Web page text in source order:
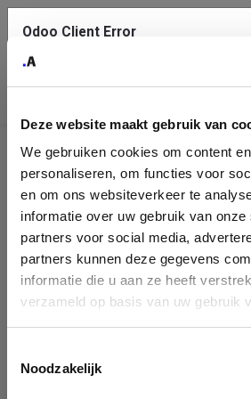
Deze website maakt gebruik van
We gebruiken cookies om content
personaliseren, om functies voor
en om ons websiteverkeer te
informatie over uw gebruik van onze
partners voor social media,
partners kunnen deze gegevens
informatie die u aan ze heeft
verzameld op basis van uw gebruik
Noodzakelijk
Company
Identification
Please fill in your company
You can search a company in our database
enterprise ID. When a company is
form. If you don't find your company in our
Odoo Client Error
service.
See details
Ok